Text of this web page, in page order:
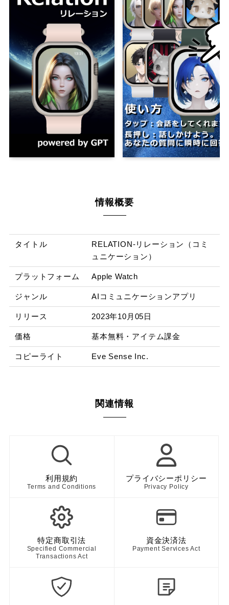
情報概要
タイトル
RELATION-リレーション（コミ
ュニケーション）
プラットフォーム Apple Watch
ジャンル AIコミュニケーションアプリ
リリース 2023年10月05日
価格 基本無料・アイテム課金
コピーライト Eve Sense Inc.
関連情報
利用規約
Terms and Conditions
プライバシーポリシー
Privacy Policy
特定商取引法
Specified Commercial
Transactions Act
資金決済法
Payment Services Act